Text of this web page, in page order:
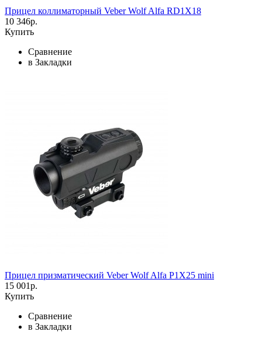
Прицел коллиматорный Veber Wolf Alfa RD1X18
10 346р.
Купить
Сравнение
в Закладки
Прицел призматический Veber Wolf Alfa P1X25 mini
15 001р.
Купить
Сравнение
в Закладки